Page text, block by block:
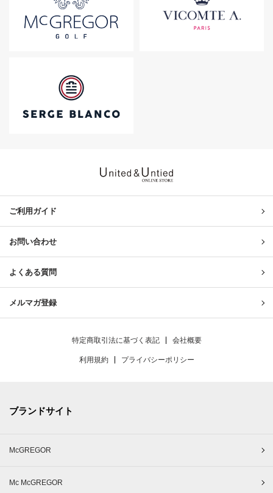
ご利用ガイド
お問い合わせ
よくある質問
メルマガ登録
特定商取引法に基づく表記 会社概要
利用規約 プライバシーポリシー
ブランドサイト
McGREGOR
Mc McGREGOR